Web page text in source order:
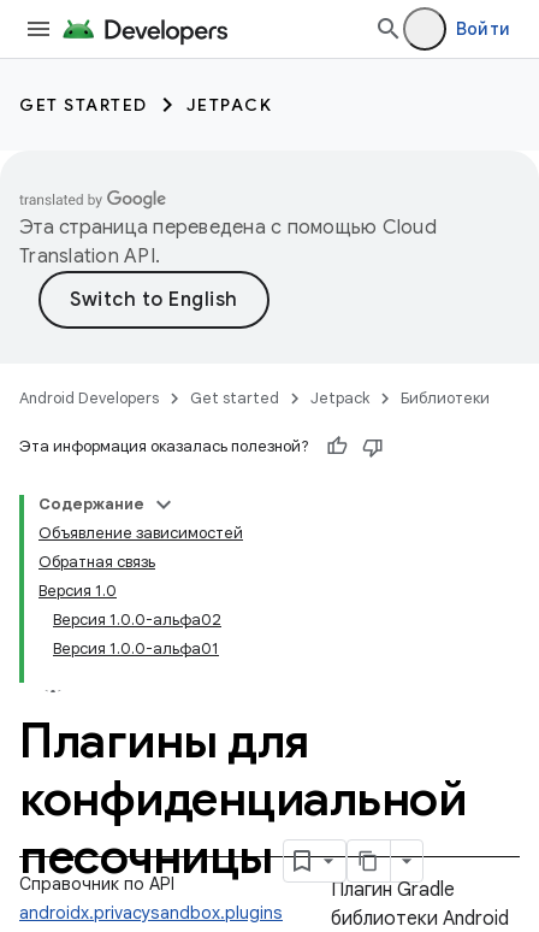
Войти
GET STARTED JETPACK
Эта страница переведена с помощью Cloud
Translation API.
Android Developers Get started Jetpack Библиотеки
Эта информация оказалась полезной?
Содержание
Объявление зависимостей
Обратная связь
Версия 1.0
Версия 1.0.0-альфа02
Версия 1.0.0-альфа01
Плагины для
конфиденциальной
песочницы
Справочник по API
androidx.privacysandbox.plugins
Плагин Gradle
библиотеки Android